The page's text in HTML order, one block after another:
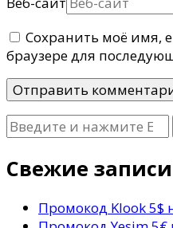
Сохранить моё имя,
браузере для
Ищите
что-
то?
Свежие записи
Промокод Klook 5$